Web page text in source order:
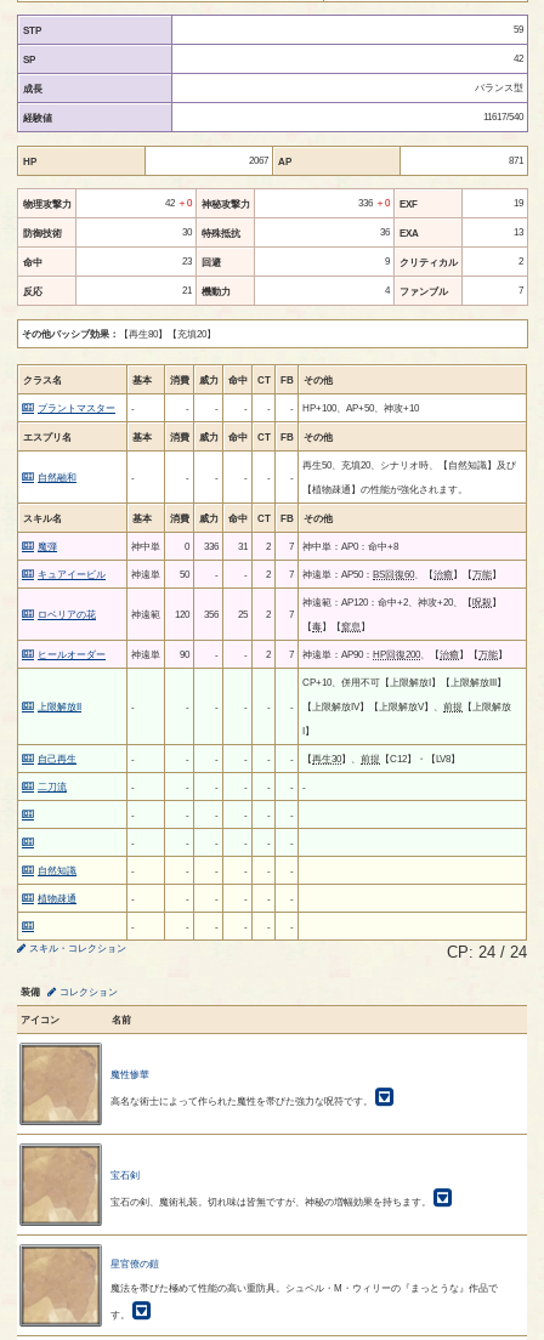
STP 59
SP 42
成長 バランス型
経験値 11617/540
HP 2067 AP 871
物理攻撃力 42 ＋0 神秘攻撃力 336 ＋0 EXF 19
防御技術 30 特殊抵抗 36 EXA 13
命中 23 回避 9 クリティカル 2
反応 21 機動力 4 ファンブル 7
その他パッシブ効果： 【再生80】 【充填20】
クラス名 基本 消費 威力 命中 CT FB その他
プラントマスター - - - - - - HP+100、AP+50、神攻+10
エスプリ名 基本 消費 威力 命中 CT FB その他
自然融和 - - - - - -
再生50、充填20、シナリオ時、【自然知識】及び
【植物疎通】の性能が強化されます。
スキル名 基本 消費 威力 命中 CT FB その他
魔弾 神中単 0 336 31 2 7 神中単：AP0：命中+8
キュアイービル 神遠単 50 - - 2 7 神遠単：AP50： BS回復60、【治癒】【万能】
ロベリアの花 神遠範 120 356 25 2 7
神遠範：AP120：命中+2、神攻+20、【呪殺】
【毒】【窒息】
ヒールオーダー 神遠単 90 - - 2 7 神遠単：AP90： HP回復200、【治癒】【万能】
上限解放II - - - - - -
CP+10、併用不可【上限解放I】【上限解放III】
【上限解放IV】【上限解放V】、 前提 【上限解放
I】
自己再生 - - - - - - 【再生30】、 前提 【C12】・【LV8】
二刀流 - - - - - - -
- - - - - -
- - - - - -
自然知識 - - - - - -
植物疎通 - - - - - -
- - - - -
-
スキル・コレクション
CP: 24 / 24
装備 コレクション
アイコン 名前
魔性惨華
高名な術士によって作られた魔性を帯びた強力な呪符です。
宝石剣
宝石の剣、魔術礼装。切れ味は皆無ですが、神秘の増幅効果を持ちます。
星官僚の鎧
魔法を帯びた極めて性能の高い重防具。シュペル・M・ウィリーの『まっとうな』作品で
す。